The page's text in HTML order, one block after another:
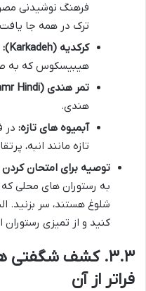
فرهنگ نوشیدنی
ترک در همه جا
کرکدیه (Karkadeh):
هیبیسکوس که به
تمر هندی (Tamr Hindi):
هندی.
آبمیوه های تازه: در
تازه مانند انبه،
توصیه برای امتحان کردن
به رستوران های محلی
شلوغ هستند، سر بزنید.
کنید و از تمیزی
۳.۳. کشف شگفتی
فراتر از آن